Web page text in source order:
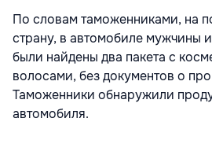
По словам таможенниками, на
страну, в автомобиле мужчины
были найдены два пакета с
волосами, без документов о
Таможенники обнаружили
автомобиля.